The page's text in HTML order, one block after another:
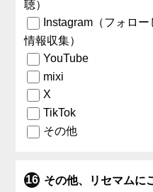
聴）
Instagram（フォロ
情報収集）
YouTube
mixi
X
TikTok
その他
その他、リセマムに